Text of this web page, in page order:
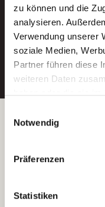
zu können und die
analysieren.
Verwendung unserer
soziale Medien,
Partner führen diese
weiteren Daten
Wenn Sie auf
Sie der Speicherung
Ihre Einwilligung
indem Sie die
unserer
Notwendig
Präferenzen
Statistiken
Ein
E-
Betreiber der
Kantstraße 45a
(Ein
e.V.)